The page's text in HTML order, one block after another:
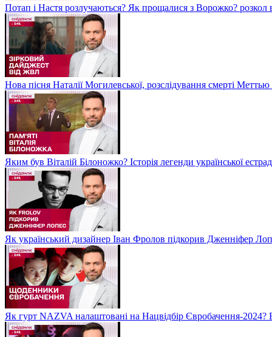
Потап і Настя розлучаються? Як прощалися з Ворожко?
Нова пісня Наталії Могилевської, розслідування смерті
Яким був Віталій Білоножко? Історія легенди української
Як український дизайнер Іван Фролов підкорив Дженніфер
Як гурт NAZVA налаштовані на Нацвідбір Євробачення-